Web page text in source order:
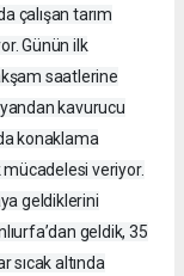
çalışan tarım
Günün ilk
saatlerine
yandan kavurucu
konaklama
veriyor.
geldiklerini
geldik, 35
sıcak altında